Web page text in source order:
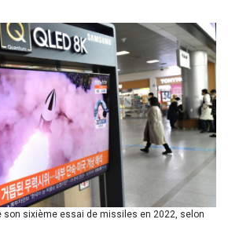
BMD 1.156136
BND 1.477082
BOB 13.69983
BRL 5.876989
BSD 1.152686
BTN 109.688637
BWP 15.558807
BYN 3.432357
BYR 22660.258427
BZD 2.318271
CAD 1.61333
CDF 2615.761404
son sixième essai de missiles en 2022, selon